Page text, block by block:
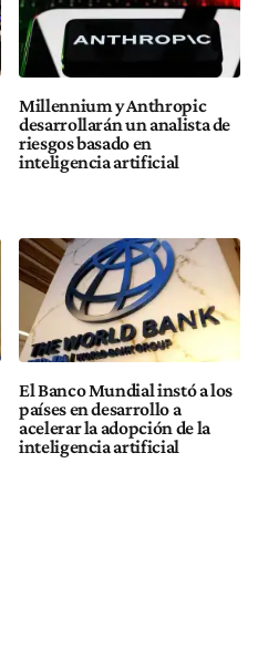
Millennium y Anthropic
desarrollarán un analista de
riesgos basado en
inteligencia artificial
El Banco Mundial instó a los
países en desarrollo a
acelerar la adopción de la
inteligencia artificial